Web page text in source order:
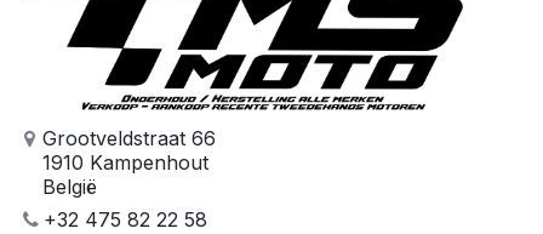
Grootveldstraat 66
1910 Kampenhout
België
+32 475 82 22 58